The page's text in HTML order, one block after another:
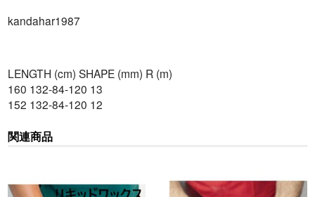
kandahar1987
LENGTH (cm) SHAPE (mm) R (m)
160 132-84-120 13
152 132-84-120 12
関連商品